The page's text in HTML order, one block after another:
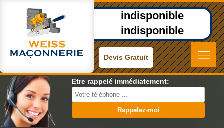
indisponible
indisponible
Devis Gratuit
Etre rappelé immédiatement: